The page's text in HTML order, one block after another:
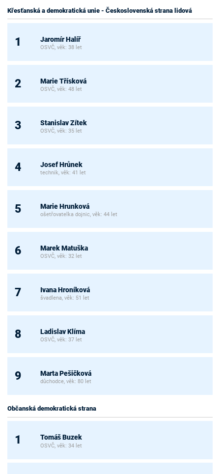
Křesťanská a demokratická unie - Československá strana lidová
1 Jaromír Halíř
OSVČ, věk: 38 let
2 Marie Třísková
OSVČ, věk: 48 let
3 Stanislav Zítek
OSVČ, věk: 35 let
4 Josef Hrůnek
technik, věk: 41 let
5 Marie Hrunková
ošetřovatelka dojnic, věk: 44 let
6 Marek Matuška
OSVČ, věk: 32 let
7 Ivana Hroníková
švadlena, věk: 51 let
8 Ladislav Klíma
OSVČ, věk: 37 let
9 Marta Pešičková
důchodce, věk: 80 let
Občanská demokratická strana
1 Tomáš Buzek
OSVČ, věk: 34 let